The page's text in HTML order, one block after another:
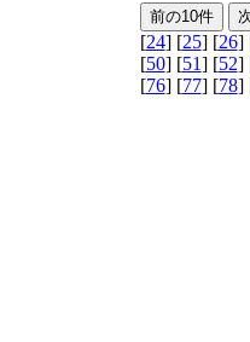
[24] [25] [26]
[50] [51] [52]
[76] [77] [78]